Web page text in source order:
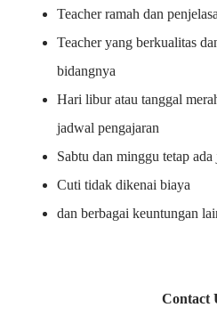
Teacher ramah dan
Teacher yang berkualitas
bidangnya
Hari libur atau tanggal
jadwal pengajaran
Sabtu dan minggu tetap
Cuti tidak dikenai biaya
dan berbagai keuntungan
Contact